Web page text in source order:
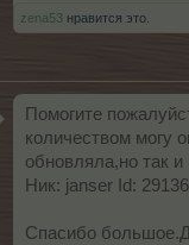
zena53 нравится это.
Помогите
количеством могу
обновляла,но так
Ник: janser Id:
Спасибо